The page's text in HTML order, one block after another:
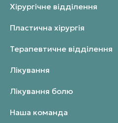
Хірургічне відділення
Пластична хірургія
Терапевтичне відділення
Лікування
Лікування болю
Наша команда